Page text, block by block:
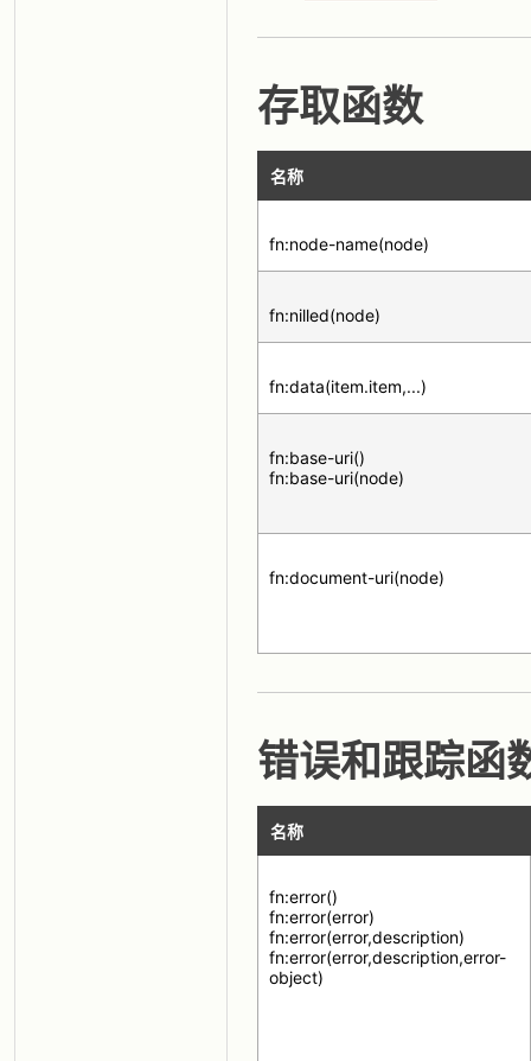
存取函数
名称
fn:node-name(node)
fn:nilled(node)
fn:data(item.item,...)
fn:base-uri()
fn:base-uri(node)
fn:document-uri(node)
错误和跟踪函
名称
fn:error()
fn:error(error)
fn:error(error,description)
fn:error(error,description,error-
object)